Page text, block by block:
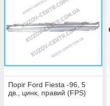
Поріг Ford Fiesta -96, 5
дв., цинк, правий (FPS)